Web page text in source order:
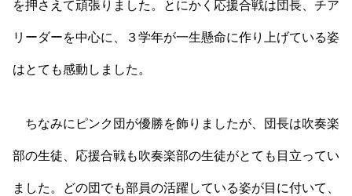
を押さえて頑張りました。とにかく応援合戦は団長、チア
リーダーを中心に、３学年が一生懸命に作り上げている姿
はとても感動しました。
ちなみにピンク団が優勝を飾りましたが、団長は吹奏楽
部の生徒、応援合戦も吹奏楽部の生徒がとても目立ってい
ました。どの団でも部員の活躍している姿が目に付いて、